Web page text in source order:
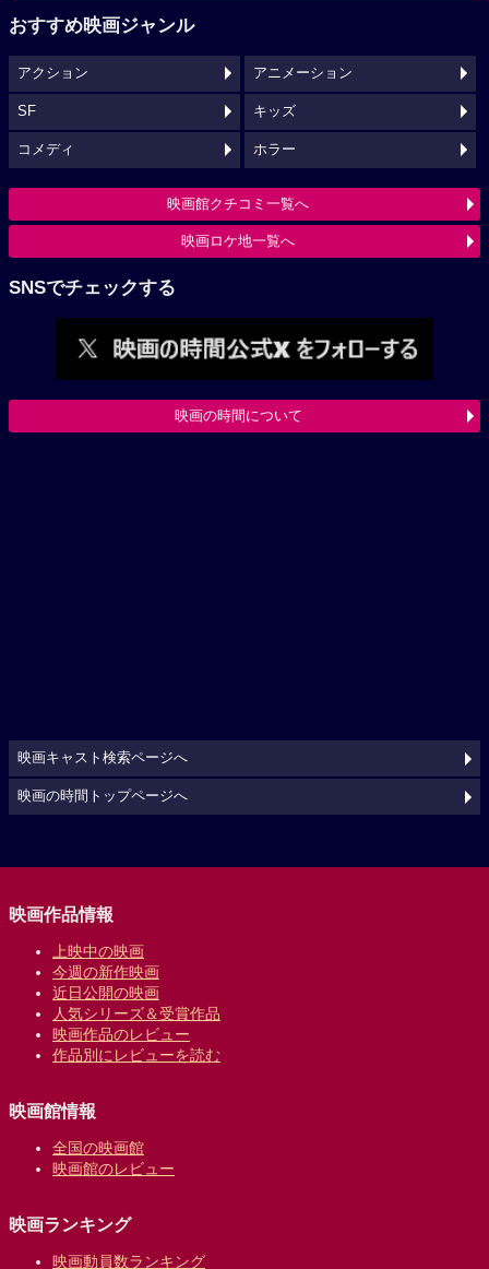
おすすめ映画ジャンル
アクション アニメーション
SF キッズ
コメディ ホラー
映画館クチコミ一覧へ
映画ロケ地一覧へ
SNSでチェックする
映画の時間について
映画キャスト検索ページへ
映画の時間トップページへ
映画作品情報
上映中の映画
今週の新作映画
近日公開の映画
人気シリーズ＆受賞作品
映画作品のレビュー
作品別にレビューを読む
映画館情報
全国の映画館
映画館のレビュー
映画ランキング
映画動員数ランキング